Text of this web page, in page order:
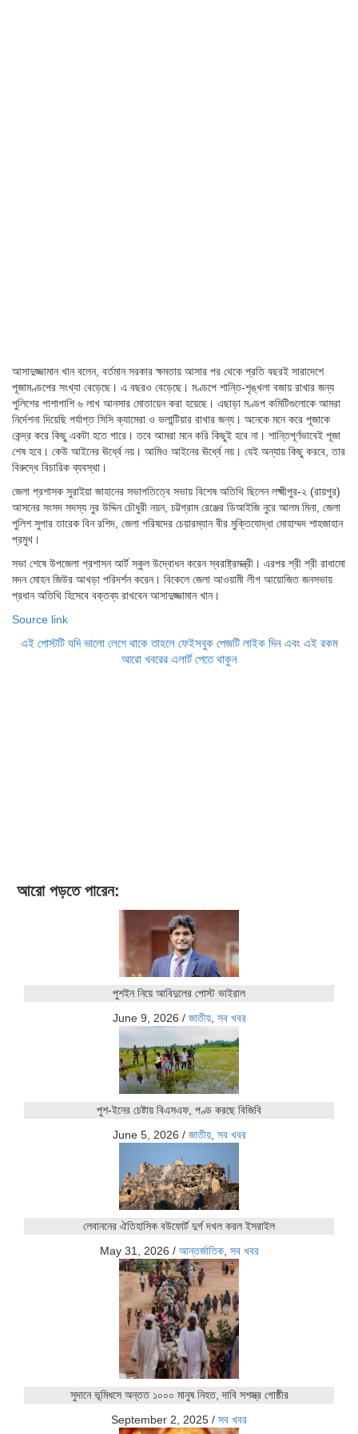
আসাদুজ্জামান খান বলেন, বর্তমান সরকার ক্ষমতায় আসার পর থেকে প্রতি বছরই সারাদেশে
পূজামণ্ডপের সংখ্যা বেড়েছে। এ বছরও বেড়েছে। মণ্ডপে শান্তি-শৃঙ্খলা বজায় রাখার জন্য
পুলিশের পাশাপাশি ৬ লাখ আনসার মোতায়েন করা হয়েছে। এছাড়া মণ্ডপ কমিটিগুলোকে আমরা
নির্দেশনা দিয়েছি পর্যাপ্ত সিসি ক্যামেরা ও ভলান্টিয়ার রাখার জন্য। অনেকে মনে করে পূজাকে
কেন্দ্র করে কিছু একটা হতে পারে। তবে আমরা মনে করি কিছুই হবে না। শান্তিপূর্ণভাবেই পূজা
শেষ হবে। কেউ আইনের ঊর্ধ্বে নয়। আমিও আইনের ঊর্ধ্বে নয়। যেই অন্যায় কিছু করবে, তার
বিরুদ্ধে বিচারিক ব্যবস্থা।
জেলা প্রশাসক সুরাইয়া জাহানের সভাপতিত্বে সভায় বিশেষ অতিথি ছিলেন লক্ষ্মীপুর-২ (রায়পুর)
আসনের সংসদ সদস্য নুর উদ্দিন চৌধুরী নয়ন, চট্টগ্রাম রেঞ্জের ডিআইজি নুরে আলম মিনা, জেলা
পুলিশ সুপার তারেক বিন রশিদ, জেলা পরিষদের চেয়ারম্যান বীর মুক্তিযোদ্ধা মোহাম্মদ শাহজাহান
প্রমুখ।
সভা শেষে উপজেলা প্রশাসন আর্ট স্কুল উদ্বোধন করেন স্বরাষ্ট্রমন্ত্রী। এরপর শ্রী শ্রী রাধামো
মদন মোহন জিউর আখড়া পরিদর্শন করেন। বিকেলে জেলা আওয়ামী লীগ আয়োজিত জনসভায়
প্রধান অতিথি হিসেবে বক্তব্য রাখবেন আসাদুজ্জামান খান।
Source link
এই পোস্টটি যদি ভালো লেগে থাকে তাহলে ফেইসবুক পেজটি লাইক দিন এবং এই রকম
আরো খবরের এলার্ট পেতে থাকুন
আরো পড়তে পারেন:
পুশইন নিয়ে আবিদুলের পোস্ট ভাইরাল
June 9, 2026 / জাতীয়, সব খবর
পুশ-ইনের চেষ্টায় বিএসএফ, পণ্ড করছে বিজিবি
June 5, 2026 / জাতীয়, সব খবর
লেবাননের ঐতিহাসিক বউফোর্ট দুর্গ দখল করল ইসরাইল
May 31, 2026 / আন্তর্জাতিক, সব খবর
সুদানে ভূমিধসে অন্তত ১০০০ মানুষ নিহত, দাবি সশস্ত্র গোষ্ঠীর
September 2, 2025 / সব খবর